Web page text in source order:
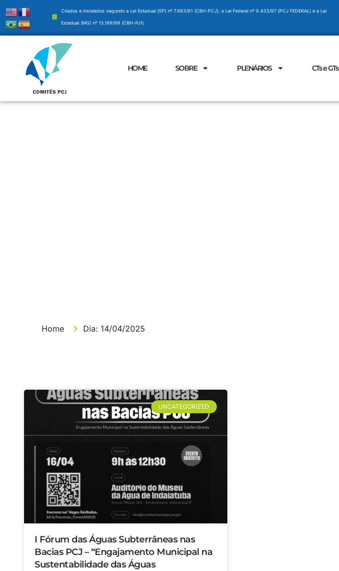
Criados e instalados segundo a Lei Estadual (SP) nº 7.663/91 (CBH-PCJ); a Lei Federal nº 9.433/97 (PCJ FEDERAL) e a Lei
Estadual (MG) nº 13.199/99 (CBH-PJ1)
HOME SOBRE PLENÁRIOS CTs e GTs
Home Dia: 14/04/2025
UNCATEGORIZED
I Fórum das Águas Subterrâneas nas
Bacias PCJ – “Engajamento Municipal na
Sustentabilidade das Águas